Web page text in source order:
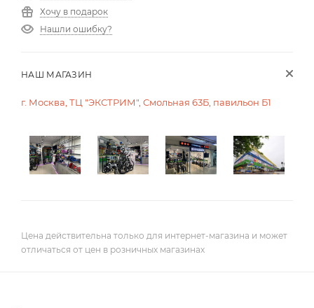
Хочу в подарок
Нашли ошибку?
НАШ МАГАЗИН
г. Москва, ТЦ "ЭКСТРИМ", Смольная 63Б, павильон Б1
Цена действительна только для интернет-магазина и может
отличаться от цен в розничных магазинах